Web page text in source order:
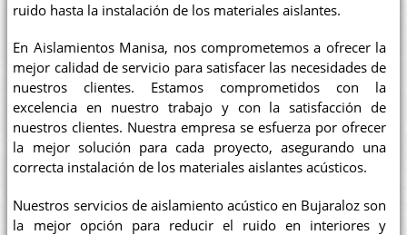
ruido hasta la instalación de los materiales aislantes.
En Aislamientos Manisa, nos comprometemos a ofrecer la
mejor calidad de servicio para satisfacer las necesidades de
nuestros clientes. Estamos comprometidos con la
excelencia en nuestro trabajo y con la satisfacción de
nuestros clientes. Nuestra empresa se esfuerza por ofrecer
la mejor solución para cada proyecto, asegurando una
correcta instalación de los materiales aislantes acústicos.
Nuestros servicios de aislamiento acústico en Bujaraloz son
la mejor opción para reducir el ruido en interiores y